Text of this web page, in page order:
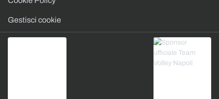
Gestisci cookie